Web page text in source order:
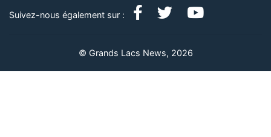
Suivez-nous également sur :
© Grands Lacs News, 2026